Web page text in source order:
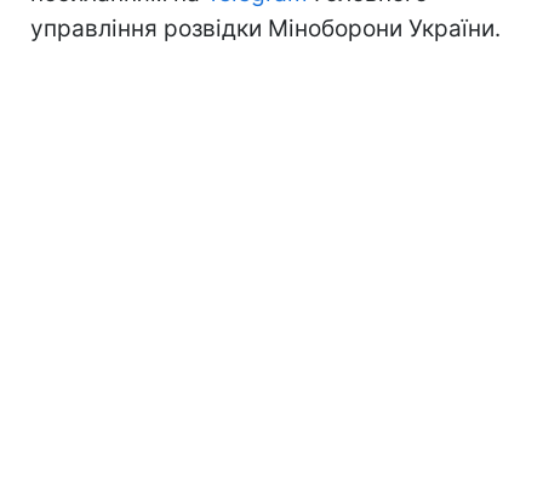
управління розвідки Міноборони України.